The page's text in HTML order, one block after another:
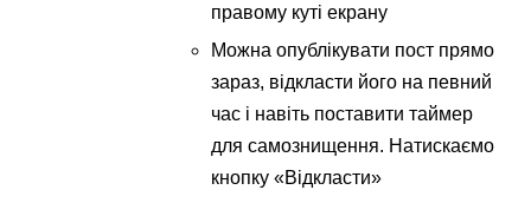
правому куті екрану
Можна опублікувати пост прямо
зараз, відкласти його на певний
час і навіть поставити таймер
для самознищення. Натискаємо
кнопку «Відкласти»